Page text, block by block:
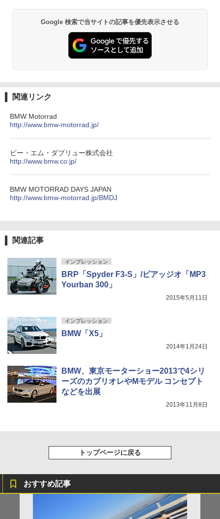
Google 検索で当サイトの記事を優先表示させる
関連リンク
BMW Motorrad
http://www.bmw-motorrad.jp/
ビー・エム・ダブリュー株式会社
http://www.bmw.co.jp/
BMW MOTORRAD DAYS JAPAN
http://www.bmw-motorrad.jp/BMDJ
関連記事
インプレッション
BRP「Spyder F3-S」/ピアッジオ「MP3
Yourban 300」
2015年5月11日
インプレッション
BMW「X5」
2014年1月24日
BMW、東京モーターショー2013で4シリ
ーズのカブリオレやMモデル コンセプト
などを出展
2013年11月8日
トップページに戻る
おすすめ記事